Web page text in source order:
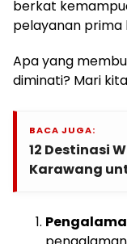
berkat
pelayanan prima
Apa yang
diminati? Mari
BACA JUGA:
12 Destinasi
Karawang